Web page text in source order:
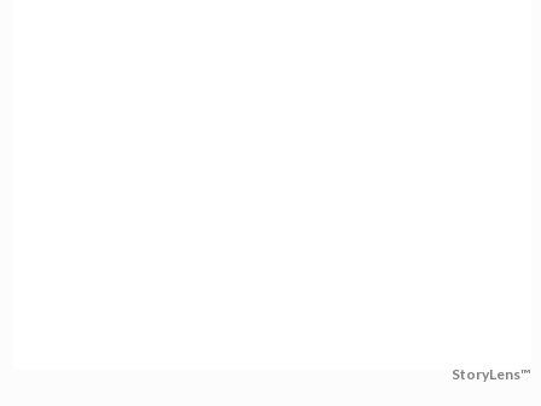
StoryLens™